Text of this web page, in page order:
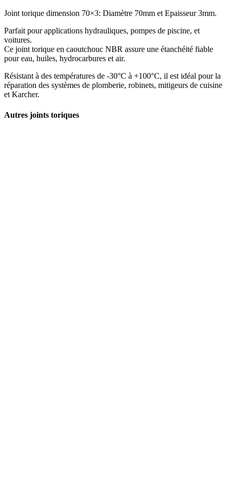
Joint torique dimension 70×3: Diamètre 70mm et Epaisseur 3mm.
Parfait pour applications hydrauliques, pompes de piscine, et
voitures.
Ce joint torique en caoutchouc NBR assure une étanchéité fiable
pour eau, huiles, hydrocarbures et air.
Résistant à des températures de -30°C à +100°C, il est idéal pour la
réparation des systèmes de plomberie, robinets, mitigeurs de cuisine
et Karcher.
Autres joints toriques